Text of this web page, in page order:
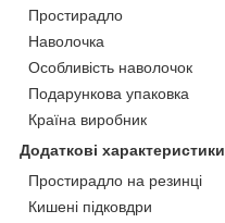
Простирадло
Наволочка
Особливість наволочок
Подарункова упаковка
Країна виробник
Додаткові характеристики
Простирадло на резинці
Кишені підковдри